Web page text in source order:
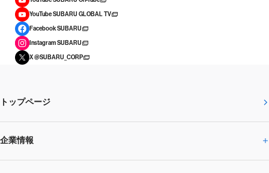
YouTube SUBARU GLOBAL TV
Facebook SUBARU
Instagram SUBARU
X @SUBARU_CORP
トップページ
企業情報